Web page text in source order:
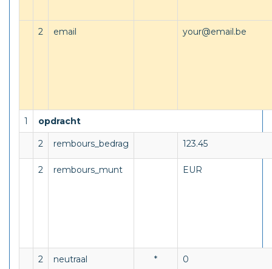
2 email your@email.be
1 opdracht
2 rembours_bedrag 123.45
2 rembours_munt EUR
2 neutraal * 0